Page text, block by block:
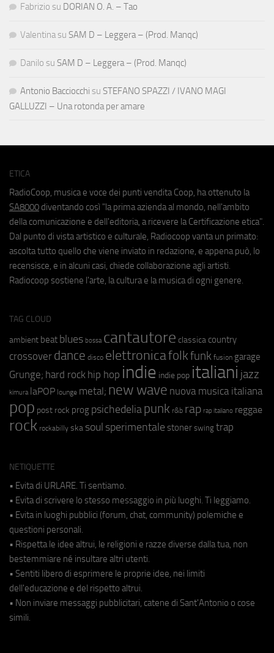
Fabrizio su DORIAN O. A. – Tao
Valentina su SAM D – Leggera – (Prod. Manqc)
Danilo su SAM D – Leggera – (Prod. Manqc)
Antonio Bacciocchi su STEFANO SPAZZI / IVANO MAGI
GALLUZZI – Una rotonda per amare
ETICA
RadioCoop, musica e voce dei punti vendita Coop, ha ottenuto la
SA8000 diventando così "la prima azienda al mondo, nell'ambito
della comunicazione e dell'editoria, a ricevere la Certificazione etica".
Dal punto di vista artistico e culturale, Radiocoop vanta un primato:
ascolta tutto quello che viene inviato in redazione, e appena può, lo
recensisce, e in alcuni casi, chiede collaborazione agli artisti.
Radiocoop sostiene l'arte, la cultura e la musica di ogni genere.
TAG CLOUD
ambient beat blues bossa cantautore classica country
crossover dance disco elettronicafolkfunk fusion garage
Grunge; hard rock hip hop indie indie pop italiani jazz
kimura laPOP lounge metal; new wave nuova musica italiana
pop post rock prog psichedeliapunk r&b rap rap italiano reggae
rock rockabilly ska soul sperimentale stoner swing trap
NETIQUETTE
• Evita di URLARE. Ti sentiamo.
• Evita di scrivere lo stesso messaggio in più luoghi. Ti leggiamo.
• Evita in luoghi pubblici (forum, chat, community) polemiche e
questioni personali.
• Rispetta le idee altrui, le religioni e razze diverse dalla tua, non
bestemmiare né insultare altri utenti.
• Sentiti libero di esprimere le proprie idee, nei limiti
dell'educazione e del rispetto altrui.
• Non inviare messaggi pubblicitari, catene di Sant'Antonio o cose
simili.